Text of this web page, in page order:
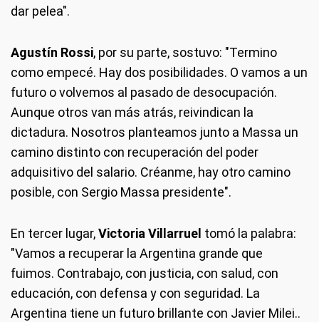
dar pelea".
Agustín Rossi, por su parte, sostuvo: "Termino
como empecé. Hay dos posibilidades. O vamos a un
futuro o volvemos al pasado de desocupación.
Aunque otros van más atrás, reivindican la
dictadura. Nosotros planteamos junto a Massa un
camino distinto con recuperación del poder
adquisitivo del salario. Créanme, hay otro camino
posible, con Sergio Massa presidente".
En tercer lugar,Victoria Villarruel tomó la palabra:
"Vamos a recuperar la Argentina grande que
fuimos. Contrabajo, con justicia, con salud, con
educación, con defensa y con seguridad. La
Argentina tiene un futuro brillante con Javier Milei..